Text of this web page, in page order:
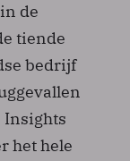
de
tiende
bedrijf
Insights
het hele